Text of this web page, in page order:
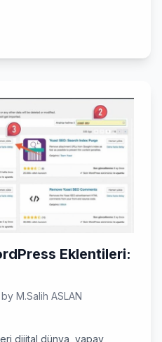
amatörler hem de dev
bir kale olmaya
Eklentileri:
by M.Salih ASLAN
dijital dünya, yapay